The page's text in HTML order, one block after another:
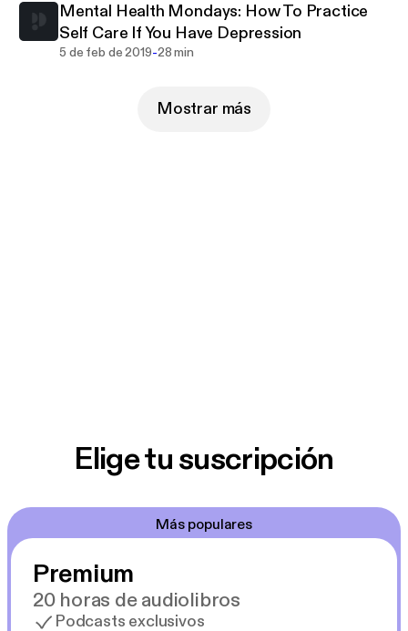
Mental Health Mondays: How To Practice
Self Care If You Have Depression
5 de feb de 2019-28 min
Mostrar más
Elige tu suscripción
Más populares
Premium
20 horas de audiolibros
Podcasts exclusivos